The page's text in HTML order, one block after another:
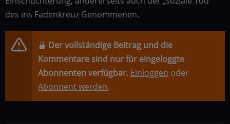
des ins Fadenkreuz Genommenen.
Der vollständige Beitrag und die
Kommentare sind nur für eingeloggte
Abonnenten verfügbar. Einloggen oder
Abonnent werden.